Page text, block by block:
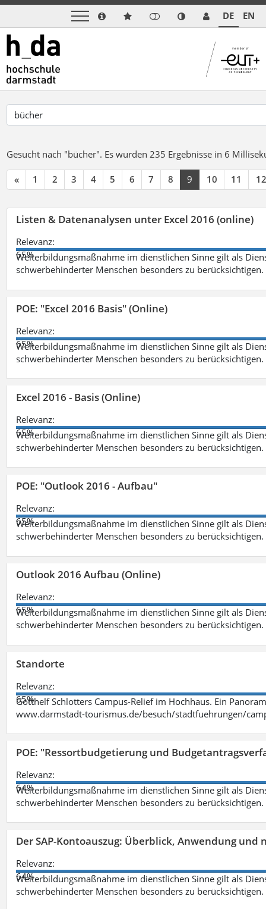
DE EN
Gesucht nach "bücher". Es wurden 235 Ergebnisse in 6
« 1 2 3 4 5 6 7 8 9 10 11 12
Listen & Datenanalysen unter Excel 2016 (online)
Relevanz:
65%
Weiterbildungsmaßnahme im dienstlichen Sinne gilt als
schwerbehinderter Menschen besonders zu berücksichtigen.
POE: "Excel 2016 Basis" (Online)
Relevanz:
65%
Weiterbildungsmaßnahme im dienstlichen Sinne gilt als
schwerbehinderter Menschen besonders zu berücksichtigen.
Excel 2016 - Basis (Online)
Relevanz:
65%
Weiterbildungsmaßnahme im dienstlichen Sinne gilt als
schwerbehinderter Menschen besonders zu berücksichtigen.
POE: "Outlook 2016 - Aufbau"
Relevanz:
65%
Weiterbildungsmaßnahme im dienstlichen Sinne gilt als
schwerbehinderter Menschen besonders zu berücksichtigen.
Outlook 2016 Aufbau (Online)
Relevanz:
65%
Weiterbildungsmaßnahme im dienstlichen Sinne gilt als
schwerbehinderter Menschen besonders zu berücksichtigen.
Standorte
Relevanz:
65%
Gotthelf Schlotters Campus-Relief im Hochhaus. Ein
www.darmstadt-tourismus.de/besuch/stadtfuehrungen/
POE: "Ressortbudgetierung und
Relevanz:
64%
Weiterbildungsmaßnahme im dienstlichen Sinne gilt als
schwerbehinderter Menschen besonders zu berücksichtigen.
Der SAP-Kontoauszug: Überblick, Anwendung
Relevanz:
64%
Weiterbildungsmaßnahme im dienstlichen Sinne gilt als
schwerbehinderter Menschen besonders zu berücksichtigen.